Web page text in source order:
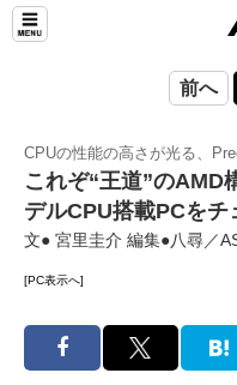
前へ
CPUの性能の高さが光る、
これぞ“王道”のAMD
デルCPU搭載PCをチ
文● 宮里圭介 編集●八尋／
[PC表示へ]